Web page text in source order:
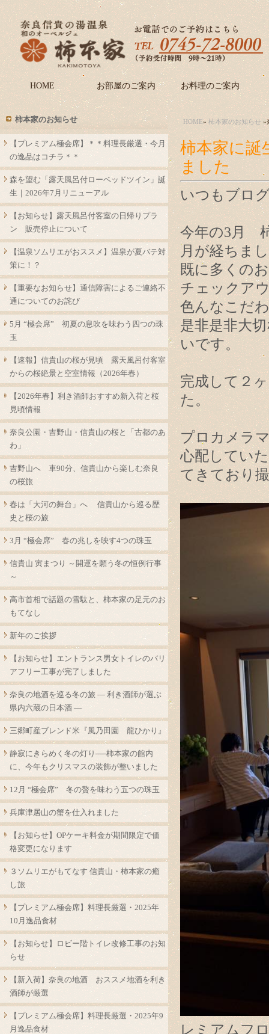
HOME お部屋のご案内 お料理のご案内
HOME»柿本家のお知らせ »
柿本家に誕
ました
いつもブロ
今年の3月
月が経ちま
既に多くの
チェックア
色んなこだ
是非是非大
いです。
完成して２
た。
プロカメラ
心配してい
てきており
レミアムフ
柿本家のお知らせ
【プレミアム極会席】＊＊料理長厳選・今月
の逸品はコチラ＊＊
森を望む「露天風呂付ローベッドツイン」誕
生｜2026年7月リニューアル
【お知らせ】露天風呂付客室の日帰りプラ
ン 販売停止について
【温泉ソムリエがおススメ】温泉が夏バテ対
策に！？
【重要なお知らせ】通信障害によるご連絡不
通についてのお詫び
5月 “極会席” 初夏の息吹を味わう四つの珠
玉
【速報】信貴山の桜が見頃 露天風呂付客室
からの桜絶景と空室情報（2026年春）
【2026年春】利き酒師おすすめ新入荷と桜
見頃情報
奈良公園・吉野山・信貴山の桜と「古都のあ
わ」
吉野山へ 車90分、信貴山から楽しむ奈良
の桜旅
春は「大河の舞台」へ 信貴山から巡る歴
史と桜の旅
3月 “極会席” 春の兆しを映す4つの珠玉
信貴山 寅まつり ～開運を願う冬の恒例行事
～
高市首相で話題の雪駄と、柿本家の足元のお
もてなし
新年のご挨拶
【お知らせ】エントランス男女トイレのバリ
アフリー工事が完了しました
奈良の地酒を巡る冬の旅 ― 利き酒師が選ぶ
県内六蔵の日本酒 ―
三郷町産ブレンド米『風乃田園 龍ひかり』
静寂にきらめく冬の灯り──柿本家の館内
に、今年もクリスマスの装飾が整いました
12月 “極会席” 冬の贅を味わう五つの珠玉
兵庫津居山の蟹を仕入れました
【お知らせ】OPケーキ料金が期間限定で価
格変更になります
３ソムリエがもてなす 信貴山・柿本家の癒
し旅
【プレミアム極会席】料理長厳選・2025年
10月逸品食材
【お知らせ】ロビー階トイレ改修工事のお知
らせ
【新入荷】奈良の地酒 おススメ地酒を利き
酒師が厳選
【プレミアム極会席】料理長厳選・2025年9
月逸品食材